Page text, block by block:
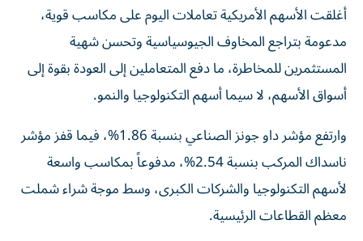
أغلقت الأسهم الأمريكية تعاملات اليوم على مكاسب قوية،
مدعومة بتراجع المخاوف الجيوسياسية وتحسن شهية
المستثمرين للمخاطرة، ما دفع المتعاملين إلى العودة بقوة إلى
أسواق الأسهم، لا سيما أسهم التكنولوجيا والنمو.
وارتفع مؤشر داو جونز الصناعي بنسبة 1.86%، فيما قفز مؤشر
ناسداك المركب بنسبة 2.54%، مدفوعاً بمكاسب واسعة
لأسهم التكنولوجيا والشركات الكبرى، وسط موجة شراء شملت
معظم القطاعات الرئيسية.